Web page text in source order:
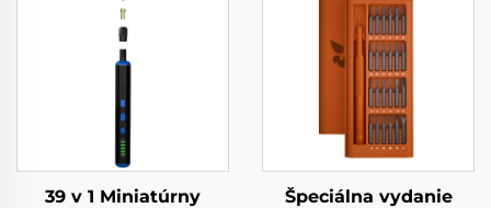
39 v 1 Miniatúrny
Špeciálna vydanie